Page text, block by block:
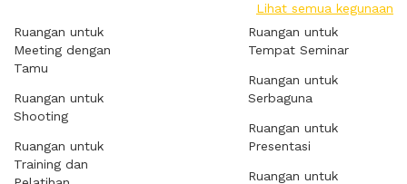
Lihat semua kegunaan
Ruangan untuk
Meeting dengan
Tamu
Ruangan untuk
Shooting
Ruangan untuk
Training dan
Ruangan untuk
Tempat Seminar
Ruangan untuk
Serbaguna
Ruangan untuk
Presentasi
Ruangan untuk